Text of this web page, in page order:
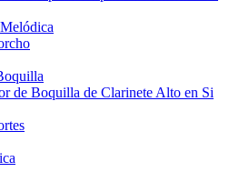
de Boquilla de Clarinete Alto en Si